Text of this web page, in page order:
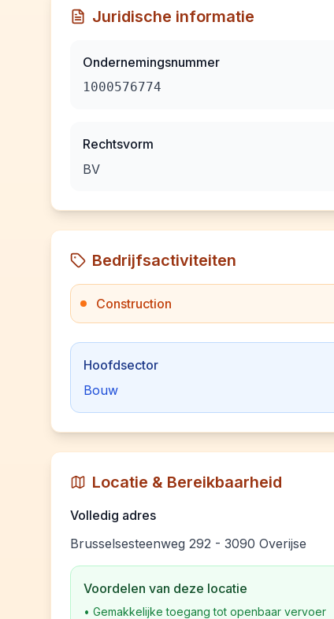
Juridische informatie
Ondernemingsnummer
1000576774
Rechtsvorm
BV
Bedrijfsactiviteiten
Construction
Hoofdsector
Bouw
Locatie & Bereikbaarheid
Volledig adres
Brusselsesteenweg 292 - 3090 Overijse
Voordelen van deze locatie
• Gemakkelijke toegang tot openbaar vervoer